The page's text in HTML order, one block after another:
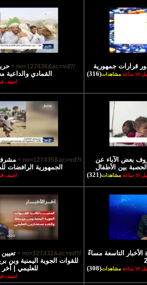
قرارات جمهورية
ساعة مشاهدات(316)
/?no=127438&ac=vd >
القمادي والداعية
اضيف قبل
بعض الآباء عن
بين الأطفال
ساعة مشاهدات(321)
/?no=127435&ac=vd >
الجمهورية الرافضات
اضيف قبل
التاسعة مساءً
ساعة مشاهدات(308)
/?no=127432&ac=vd >
تعيين
للقوات الجوية اليمنية وبن
للعليمي | آخر
اضيف قبل